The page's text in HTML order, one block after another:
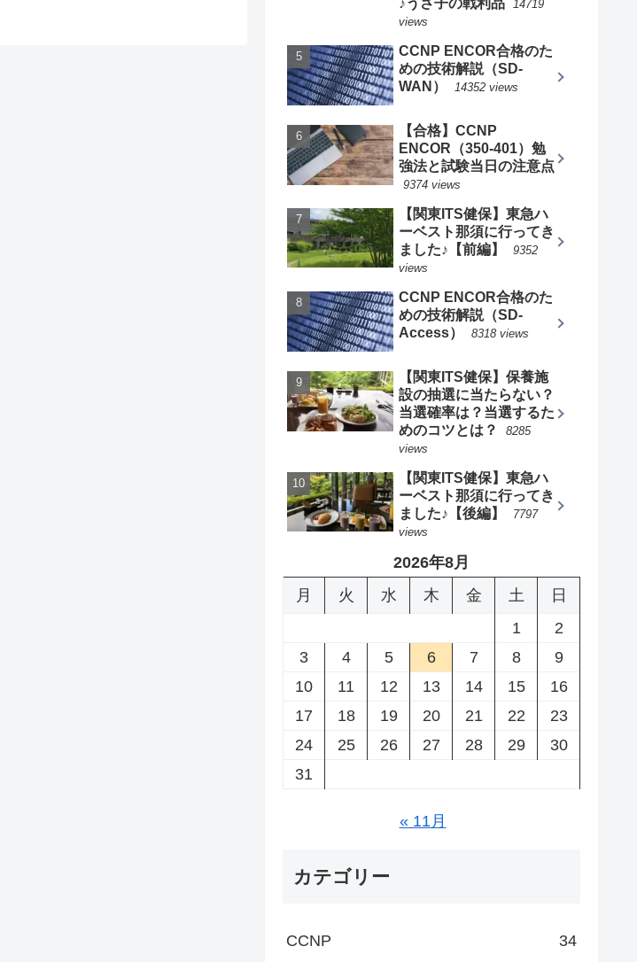
14719
views
CCNP ENCOR合格のた
めの技術解説（SD-
WAN）
14352 views
【合格】CCNP
ENCOR（350-401）勉
強法と試験当日の注意点
9374 views
【関東ITS健保】東急ハ
ーベスト那須に行ってき
ました♪【前編】
9352
views
CCNP ENCOR合格のた
めの技術解説（SD-
Access）
8318 views
【関東ITS健保】保養施
設の抽選に当たらない？
当選確率は？当選するた
めのコツとは？
8285
views
【関東ITS健保】東急ハ
ーベスト那須に行ってき
ました♪【後編】
7797
views
2026年8月
月
火 水 木 金 土
日
1
2
3
4 5 6 7 8
9
10
11 12 13 14 15
16
17
18 19 20 21 22
23
24
25 26 27 28 29
30
31
« 11月
カテゴリー
CCNP 34